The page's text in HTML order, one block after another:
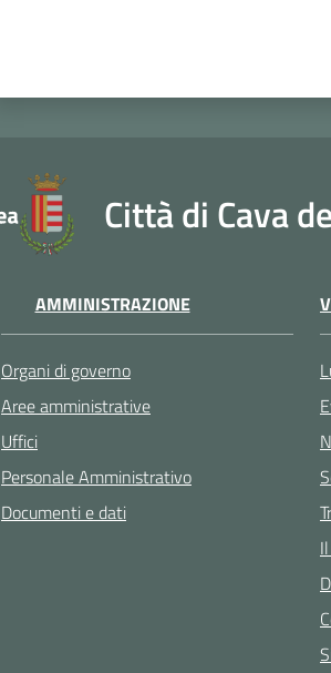
Città di Cava
AMMINISTRAZIONE
Organi di governo
Aree amministrative
Uffici
Personale Amministrativo
Documenti e dati